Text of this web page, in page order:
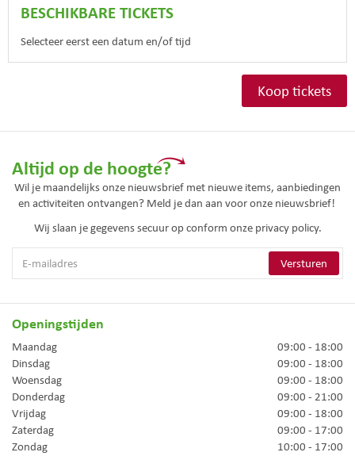
BESCHIKBARE TICKETS
Selecteer eerst een datum en/of tijd
Koop tickets
Altijd op de hoogte?
Wil je maandelijks onze nieuwsbrief met nieuwe items, aanbiedingen
en activiteiten ontvangen? Meld je dan aan voor onze nieuwsbrief!
Wij slaan je gegevens secuur op conform onze privacy policy.
Openingstijden
Maandag
09:00 - 18:00
Dinsdag
09:00 - 18:00
Woensdag
09:00 - 18:00
Donderdag
09:00 - 21:00
Vrijdag
09:00 - 18:00
Zaterdag
09:00 - 17:00
Zondag
10:00 - 17:00